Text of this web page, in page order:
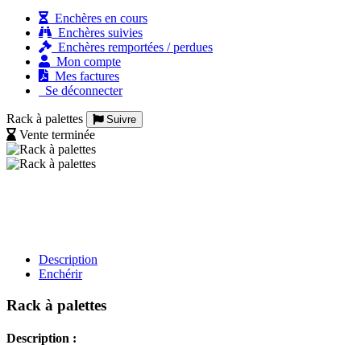
Enchères en cours
Enchères suivies
Enchères remportées / perdues
Mon compte
Mes factures
Se déconnecter
Rack à palettes Suivre
Vente terminée
Description
Enchérir
Rack à palettes
Description :